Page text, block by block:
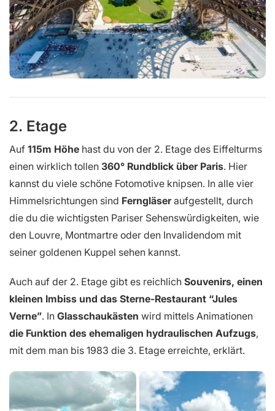
2. Etage
Auf 115m Höhe hast du von der 2. Etage des Eiffelturms
einen wirklich tollen 360° Rundblick über Paris. Hier
kannst du viele schöne Fotomotive knipsen. In alle vier
Himmels­richtungen sind Ferngläseraufgestellt, durch
die du die wichtigsten Pariser Sehenswürdigkeiten, wie
den Louvre, Montmartre oder den Invalidendom mit
seiner goldenen Kuppel sehen kannst.
Auch auf der 2. Etage gibt es reichlich Souvenirs, einen
kleinen Imbiss und das Sterne-Restaurant “Jules
Verne”. In Glasschaukästen wird mittels Animationen
die Funktion des ehemaligen hydraulischen Aufzugs,
mit dem man bis 1983 die 3. Etage erreichte, erklärt.